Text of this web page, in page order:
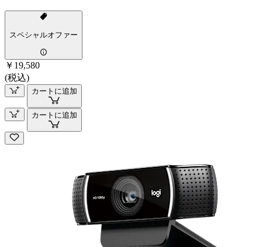
スペシャルオファー
￥19,580
(税込)
カートに追加
カートに追加